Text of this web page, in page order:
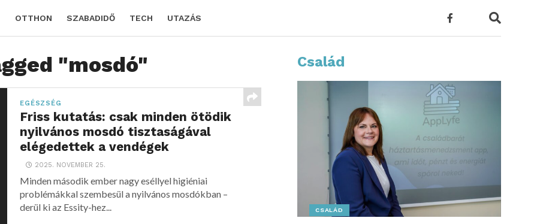
OTTHON SZABADIDŐ TECH UTAZÁS
"mosdó"
EGÉSZSÉG
Friss kutatás: csak minden ötödik
nyilvános mosdó tisztaságával
elégedettek a vendégek
2025. NOVEMBER 25.
Minden második ember nagy eséllyel higiéniai
problémákkal szembesül a nyilvános mosdókban –
derül ki az Essity-hez...
Család
CSALÁD